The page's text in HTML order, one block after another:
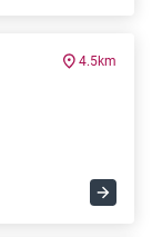
4.5km